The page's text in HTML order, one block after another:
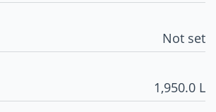
Not set
1,950.0 L